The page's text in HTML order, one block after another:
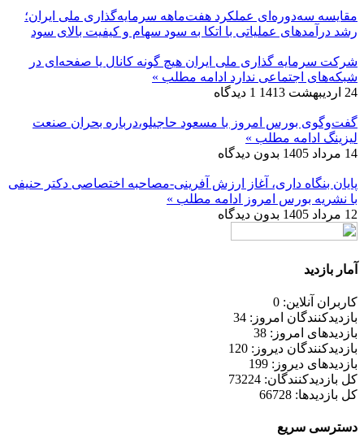
مقایسه سه‌دوره‌ای عملکرد هفت‌ماهه سرمایه‌گذاری ملی ایران؛
رشد درآمدهای عملیاتی با اتکا به سود سهام و کیفیت بالای سود
شرکت سرمایه گذاری ملی ایران هیچ گونه کانال یا صفحه‌ای در
شبکه‌های اجتماعی ندارد ادامه مطلب »
24 اردیبهشت 1413
1 دیدگاه
گفت‌وگوی بورس امروز با مسعود حاجیلو،درباره بحران صنعت
لیزینگ ادامه مطلب »
14 مرداد 1405
بدون دیدگاه
پایان بنگاه داری، آغاز ارزش آفرینی-مصاحبه اختصاصی دکتر حنیفی
با نشریه بورس امروز
ادامه مطلب »
12 مرداد 1405
بدون دیدگاه
آمار بازدید
کاربران آنلاین: 0
بازدیدکنندگان امروز: 34
بازدیدهای امروز: 38
بازدیدکنندگان دیروز: 120
بازدیدهای دیروز: 199
کل بازدیدکنند‌گان: 73224
کل بازدیدها: 66728
دسترسی سریع